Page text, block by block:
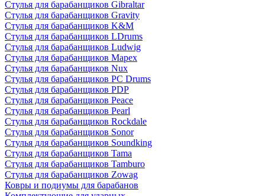
Стулья для барабанщиков Gibraltar
Стулья для барабанщиков Gravity
Стулья для барабанщиков K&M
Стулья для барабанщиков LDrums
Стулья для барабанщиков Ludwig
Стулья для барабанщиков Mapex
Стулья для барабанщиков Nux
Стулья для барабанщиков PC Drums
Стулья для барабанщиков PDP
Стулья для барабанщиков Peace
Стулья для барабанщиков Pearl
Стулья для барабанщиков Rockdale
Стулья для барабанщиков Sonor
Стулья для барабанщиков Soundking
Стулья для барабанщиков Tama
Стулья для барабанщиков Tamburo
Стулья для барабанщиков Zowag
Ковры и подиумы для барабанов